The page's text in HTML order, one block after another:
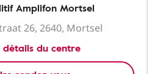
Amplifon Mortsel
26, 2640, Mortsel
détails du centre